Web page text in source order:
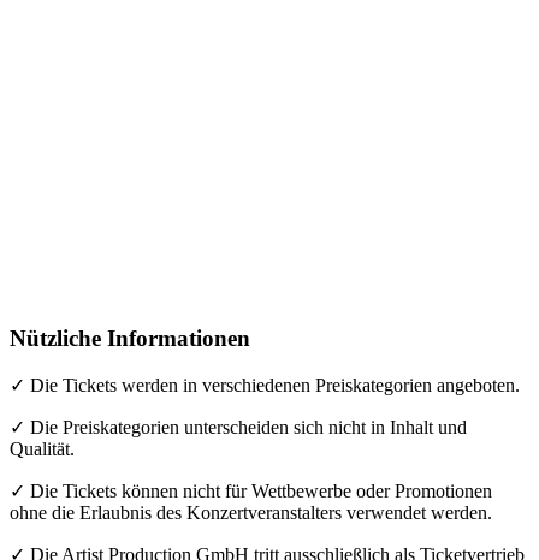
Nützliche Informationen
✓ Die Tickets werden in verschiedenen Preiskategorien angeboten.
✓ Die Preiskategorien unterscheiden sich nicht in Inhalt und
Qualität.
✓ Die Tickets können nicht für Wettbewerbe oder Promotionen
ohne die Erlaubnis des Konzertveranstalters verwendet werden.
✓ Die Artist Production GmbH tritt ausschließlich als Ticketvertrieb